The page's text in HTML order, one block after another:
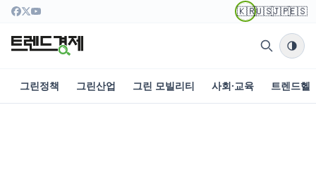
🇰🇷🇺🇸🇯🇵🇪🇸
그린정책 그린산업 그린 모빌리티 사회·교육 트렌드헬